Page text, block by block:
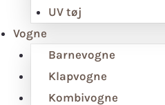
UV tøj
Vogne
Barnevogne
Klapvogne
Kombivogne